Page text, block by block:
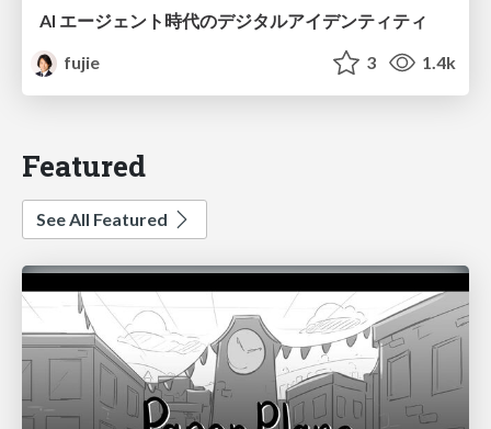
AI エージェント時代のデジタルアイデンティティ
fujie
3 1.4k
Featured
See All Featured